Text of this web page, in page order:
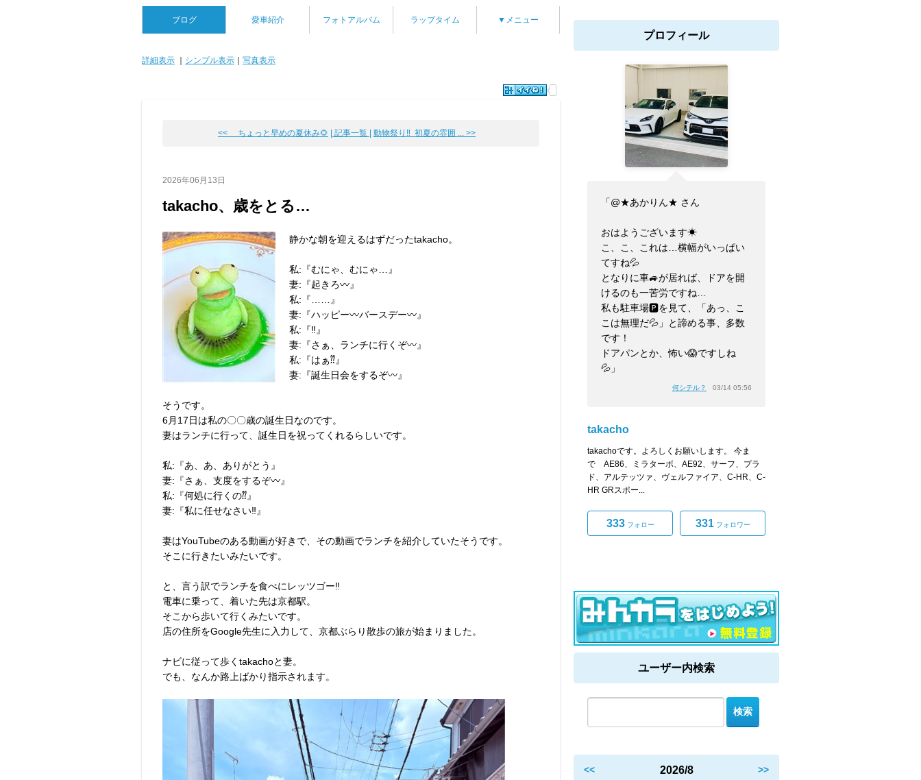
ブログ 愛車紹介 フォトアルバム ラップタイム ▼メニュー
詳細表示 シンプル表示 写真表示
<< ちょっと早めの夏休み🌻 | 記事一覧 | 動物祭り‼️ 初夏の雰囲 ... >>
2026年06月13日
takacho、歳をとる…
静かな朝を迎えるはずだったtakacho。
私:『むにゃ、むにゃ…』
妻:『起きろ〰︎』
私:『……』
妻:『ハッピー〰︎バースデー〰︎』
私:『‼️』
妻:『さぁ、ランチに行くぞ〰︎』
私:『はぁ⁇』
妻:『誕生日会をするぞ〰︎』
そうです。
6月17日は私の〇〇歳の誕生日なのです。
妻はランチに行って、誕生日を祝ってくれるらしいです。
私:『あ、あ、ありがとう』
妻:『さぁ、支度をするぞ〰︎』
私:『何処に行くの⁇』
妻:『私に任せなさい‼️』
妻はYouTubeのある動画が好きで、その動画でランチを紹介していたそうです。
そこに行きたいみたいです。
と、言う訳でランチを食べにレッツゴー‼︎
電車に乗って、着いた先は京都駅。
そこから歩いて行くみたいです。
店の住所をGoogle先生に入力して、京都ぶらり散歩の旅が始まりました。
ナビに従って歩くtakachoと妻。
でも、なんか路上ばかり指示されます。
プロフィール
「@★あかりん★ さん
おはようございます☀
こ、こ、これは…横幅がいっぱい
てすね💦
となりに車🚙が居れば、ドアを開
けるのも一苦労ですね…
私も駐車場🅿️を見て、「あっ、こ
こは無理だ💦」と諦める事、多数
です！
ドアパンとか、怖い😱ですしね
💦」
何シテル？ 03/14 05:56
takacho
takachoです。よろしくお願いします。 今ま
で AE86、ミラターボ、AE92、サーフ、プラ
ド、アルテッツァ、ヴェルファイア、C-HR、C-
HR GRスポー...
333フォロー 331フォロワー
ユーザー内検索
<< 2026/8 >>